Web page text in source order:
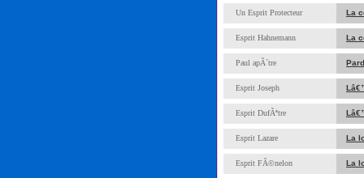
Un Esprit Protecteur La
Esprit Hahnemann La
Paul apÃ´tre
Esprit Joseph
Esprit DufÃªtre
Esprit Lazare La
Esprit FÃ©nelon La